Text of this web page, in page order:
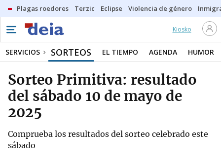
Plagas roedores Terzic Eclipse Violencia de género
Kiosko
SERVICIOS SORTEOS EL TIEMPO AGENDA HUMOR
Sorteo Primitiva: resultado
del sábado 10 de mayo de
2025
Comprueba los resultados del sorteo celebrado este
sábado